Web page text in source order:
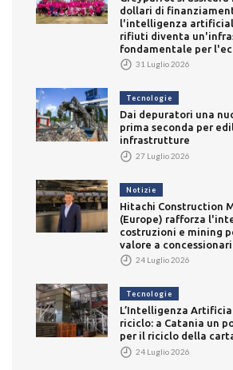
dollari di
l'intelligenza
rifiuti diventa
fondamentale per
31 Luglio 2026
Tecnologie
Dai depuratori una
prima seconda per
infrastrutture
27 Luglio 2026
Notizie
Hitachi Construction
(Europe) rafforza
costruzioni e mining
valore a
24 Luglio 2026
Tecnologie
L’Intelligenza
riciclo: a Catania un
per il riciclo della
24 Luglio 2026